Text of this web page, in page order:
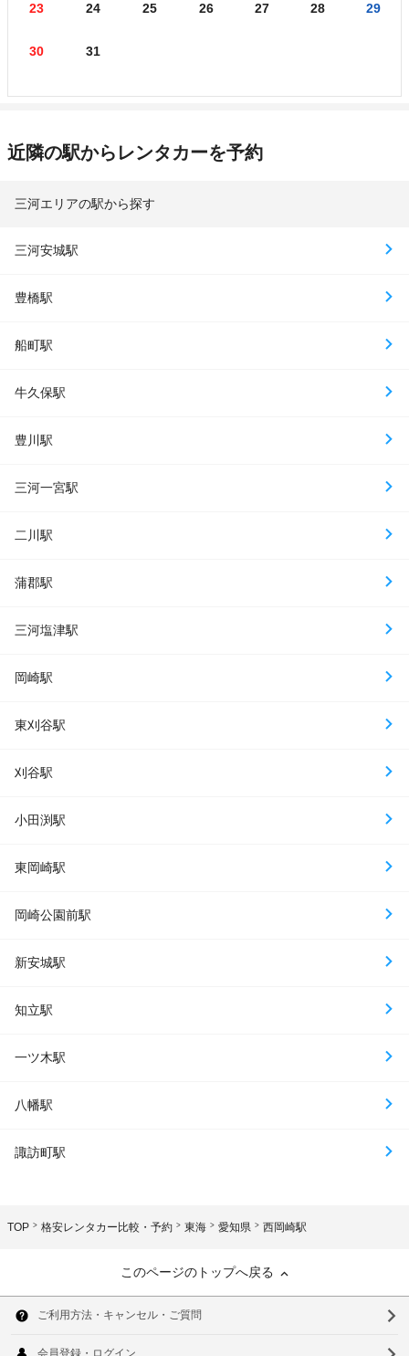
23 24 25 26 27 28 29
30 31
近隣の駅からレンタカーを予約
三河エリアの駅から探す
三河安城駅
豊橋駅
船町駅
牛久保駅
豊川駅
三河一宮駅
二川駅
蒲郡駅
三河塩津駅
岡崎駅
東刈谷駅
刈谷駅
小田渕駅
東岡崎駅
岡崎公園前駅
新安城駅
知立駅
一ツ木駅
八幡駅
諏訪町駅
TOP 格安レンタカー比較・予約 東海 愛知県 西岡崎駅
このページのトップへ戻る